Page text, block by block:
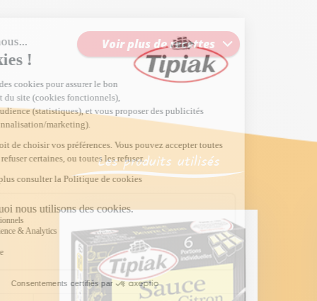
Voir plus de recettes
Les produits utilisés